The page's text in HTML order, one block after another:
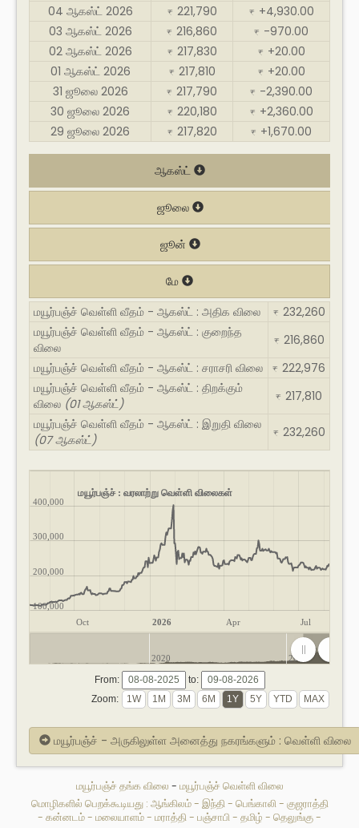
04 ஆகஸ்ட் 2026
₹ 221,790 ₹ +4,930.00
03 ஆகஸ்ட் 2026
₹ 216,860 ₹ -970.00
02 ஆகஸ்ட் 2026
₹ 217,830 ₹ +20.00
01 ஆகஸ்ட் 2026
₹ 217,810 ₹ +20.00
31 ஜூலை 2026
₹ 217,790 ₹ -2,390.00
30 ஜூலை 2026
₹ 220,180 ₹ +2,360.00
29 ஜூலை 2026
₹ 217,820 ₹ +1,670.00
ஆகஸ்ட்
ஜூலை
ஜூன்
மே
மயூர்பஞ்ச் வெள்ளி வீதம் - ஆகஸ்ட் : அதிக விலை
₹ 232,260
மயூர்பஞ்ச் வெள்ளி வீதம் - ஆகஸ்ட் : குறைந்த
விலை
₹ 216,860
மயூர்பஞ்ச் வெள்ளி வீதம் - ஆகஸ்ட் : சராசரி விலை
₹ 222,976
மயூர்பஞ்ச் வெள்ளி வீதம் - ஆகஸ்ட் : திறக்கும்
விலை (01 ஆகஸ்ட்) ₹ 217,810
மயூர்பஞ்ச் வெள்ளி வீதம் - ஆகஸ்ட் : இறுதி விலை
(07 ஆகஸ்ட்)
₹ 232,260
மயூர்பஞ்ச் : வரலாற்று வெள்ளி விலைகள்
Oct 2026 Apr Jul
100,000
200,000
300,000
400,000
2020 2025
From:
to:
Zoom:
மயூர்பஞ்ச் - அருகிலுள்ள அனைத்து நகரங்களும் : வெள்ளி விலை
மயூர்பஞ்ச் தங்க விலை - மயூர்பஞ்ச் வெள்ளி விலை
மொழிகளில் பெறக்கூடியது : ஆங்கிலம்- இந்தி- பெங்காலி- குஜராத்தி
- கன்னடம்- மலையாளம்- மராத்தி- பஞ்சாபி- தமிழ் - தெலுங்கு-